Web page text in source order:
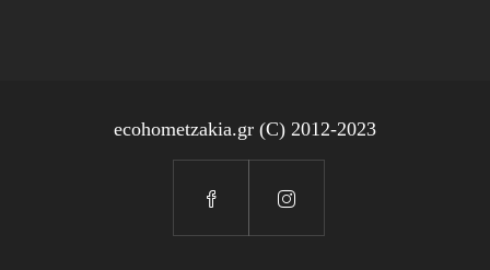
ecohometzakia.gr (C) 2012-2023